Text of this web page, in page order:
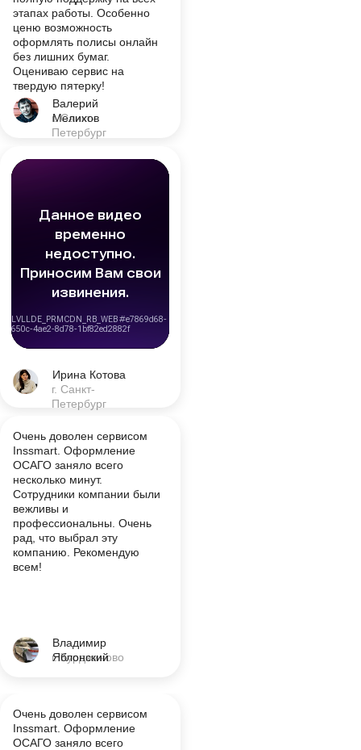
г. Санкт-
Петербург
Валерий
Мелихов
этапах работы. Особенно
ценю возможность
оформлять полисы онлайн
без лишних бумаг.
Оцениваю сервис на
твердую пятерку!
г. Санкт-
Петербург
Ирина Котова
г. Курджиново
Владимир
Яблонский
Очень доволен сервисом
Inssmart. Оформление
ОСАГО заняло всего
несколько минут.
Сотрудники компании были
вежливы и
профессиональны. Очень
рад, что выбрал эту
компанию. Рекомендую
всем!
Очень доволен сервисом
Inssmart. Оформление
ОСАГО заняло всего